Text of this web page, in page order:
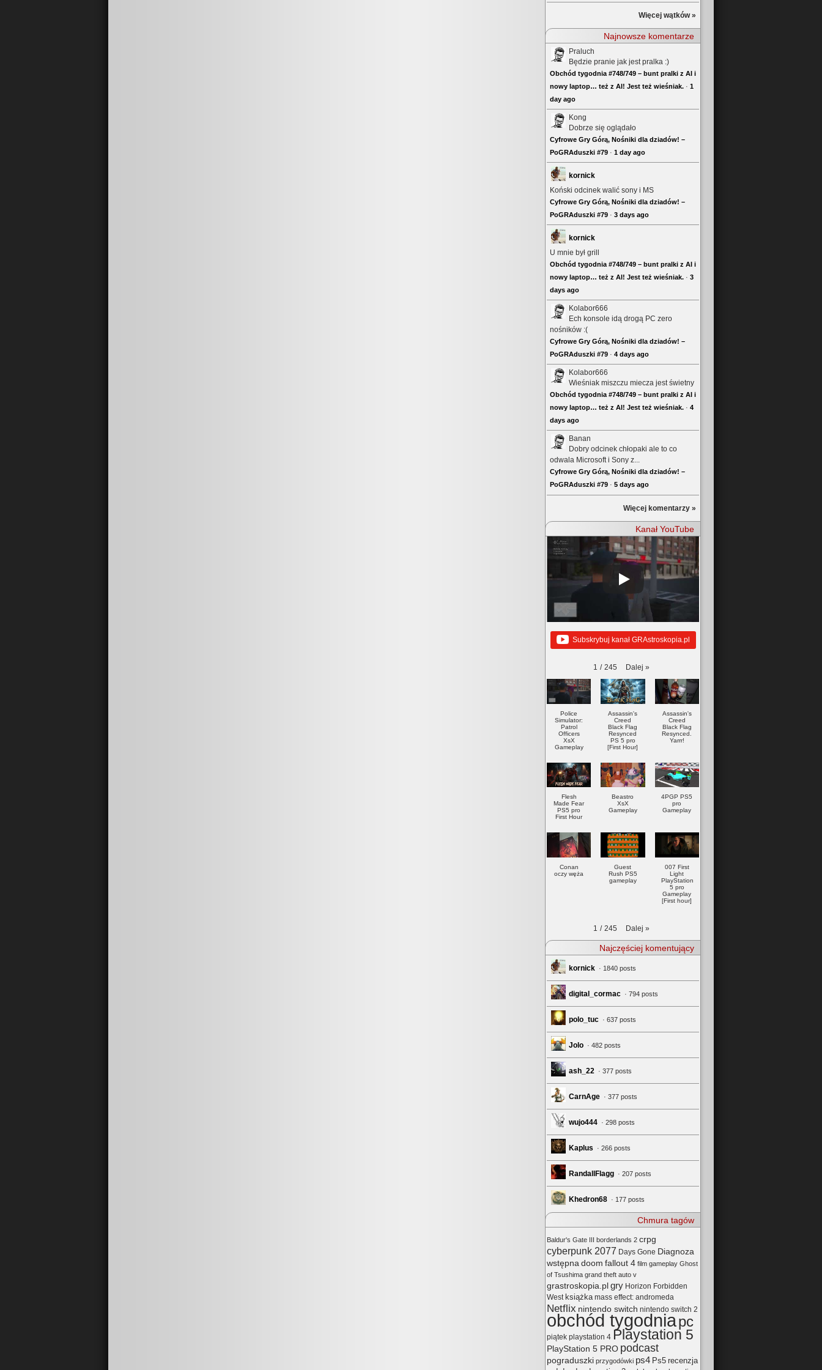
Więcej wątków »
Najnowsze komentarze
Praluch
Będzie pranie jak jest pralka :)
Obchód tygodnia #748/749 – bunt pralki z AI i
nowy laptop… też z AI! Jest też wieśniak. · 1
day ago
Kong
Dobrze się oglądało
Cyfrowe Gry Górą, Nośniki dla dziadów! –
PoGRAduszki #79 · 1 day ago
kornick
Koński odcinek walić sony i MS
Cyfrowe Gry Górą, Nośniki dla dziadów! –
PoGRAduszki #79 · 3 days ago
kornick
U mnie był grill
Obchód tygodnia #748/749 – bunt pralki z AI i
nowy laptop… też z AI! Jest też wieśniak. · 3
days ago
Kolabor666
Ech konsole idą drogą PC zero
nośników :(
Cyfrowe Gry Górą, Nośniki dla dziadów! –
PoGRAduszki #79 · 4 days ago
Kolabor666
Wieśniak miszczu miecza jest świetny
Obchód tygodnia #748/749 – bunt pralki z AI i
nowy laptop… też z AI! Jest też wieśniak. · 4
days ago
Banan
Dobry odcinek chłopaki ale to co
odwala Microsoft i Sony z...
Cyfrowe Gry Górą, Nośniki dla dziadów! –
PoGRAduszki #79 · 5 days ago
Więcej komentarzy »
Kanał YouTube
Subskrybuj kanał GRAstroskopia.pl
1 / 245 Dalej »
Police
Simulator:
Patrol
Officers
XsX
Gameplay
Assassin's
Creed
Black Flag
Resynced
PS 5 pro
[First Hour]
Assassin's
Creed
Black Flag
Resynced.
Yarrr!
Flesh
Made Fear
PS5 pro
First Hour
Beastro
XsX
Gameplay
4PGP PS5
pro
Gameplay
Conan
oczy węża
Guest
Rush PS5
gameplay
007 First
Light
PlayStation
5 pro
Gameplay
[First hour]
1 / 245 Dalej »
Najczęściej komentujący
kornick · 1840 posts
digital_cormac · 794 posts
polo_tuc · 637 posts
Jolo · 482 posts
ash_22 · 377 posts
CarnAge · 377 posts
wujo444 · 298 posts
Kaplus · 266 posts
RandallFlagg · 207 posts
Khedron68 · 177 posts
Chmura tagów
Baldur's Gate III borderlands 2 crpg
cyberpunk 2077 Days Gone Diagnoza
wstępnadoom fallout 4 film gameplay Ghost
of Tsushima grand theft auto v
grastroskopia.pl gry Horizon Forbidden
West książka mass effect: andromeda
Netflix nintendo switch nintendo switch 2
obchód tygodniapc
piątek playstation 4 Playstation 5
PlayStation 5 PRO podcast
pograduszki przygodówki ps4 Ps5 recenzja